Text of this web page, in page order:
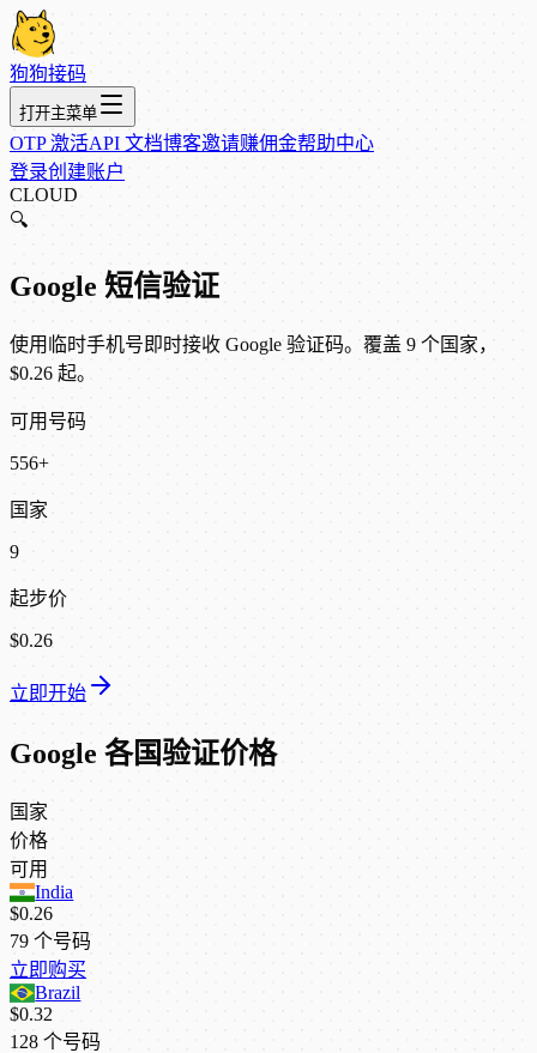
狗狗接码
打开主菜单
OTP 激活API 文档博客邀请赚佣金帮助中心
登录创建账户
CLOUD
🔍
Google 短信验证
使用临时手机号即时接收 Google 验证码。覆盖 9 个国家，
$0.26 起。
可用号码
556+
国家
9
起步价
$0.26
立即开始
Google 各国验证价格
国家
价格
可用
India
$0.26
79 个号码
立即购买
Brazil
$0.32
128 个号码